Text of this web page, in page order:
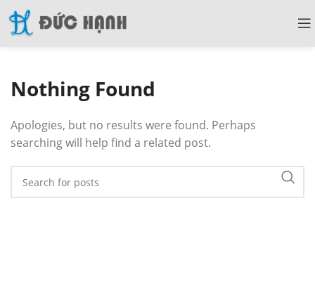
Nothing Found
Apologies, but no results were found. Perhaps
searching will help find a related post.